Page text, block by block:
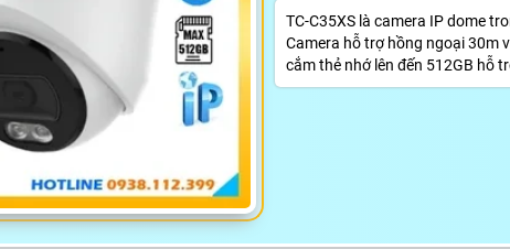
TC-C35XS là camera IP dome
Camera hỗ trợ hồng ngoại 30m
cắm thẻ nhớ lên đến 512GB hỗ